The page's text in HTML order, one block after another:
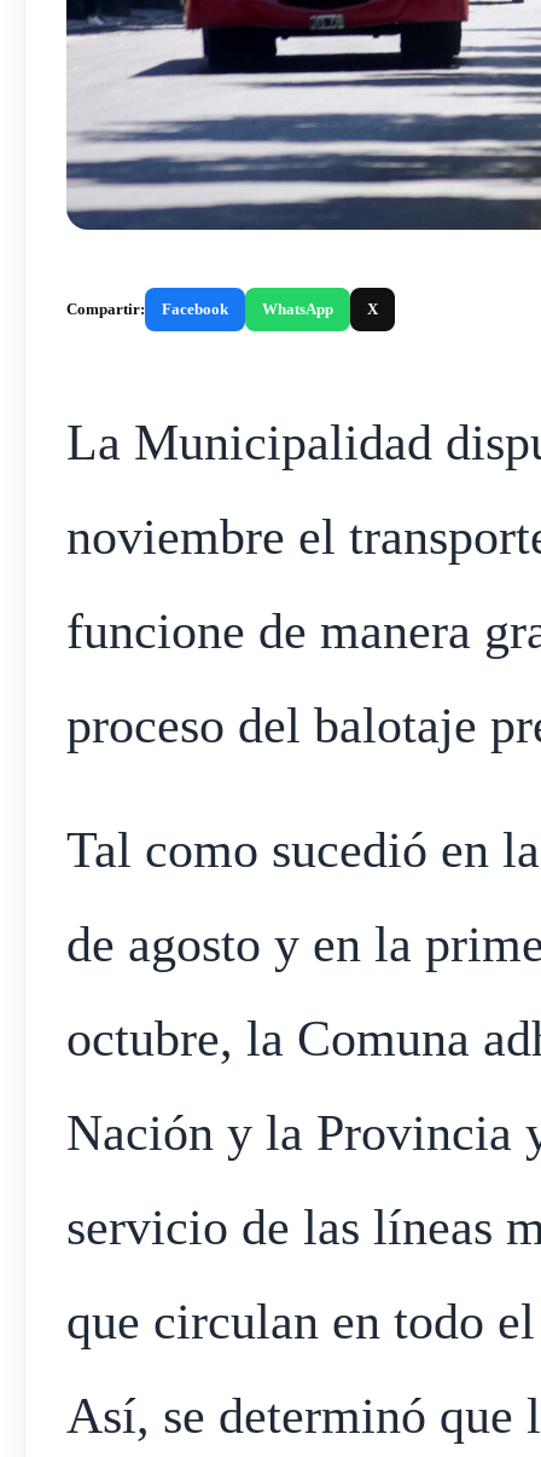
Compartir: Facebook WhatsApp X
La Municipalidad
noviembre el
funcione de manera
proceso del balotaje
Tal como sucedió en
de agosto y en la
octubre, la Comuna
Nación y la Provincia
servicio de las líneas
que circulan en todo
Así, se determinó que